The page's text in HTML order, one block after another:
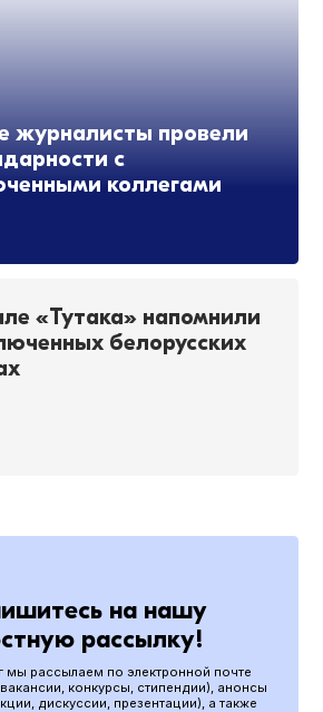
журналисты провели
с
коллегами
«Тутака» напомнили
белорусских
на нашу
рассылку!
мы рассылаем по электронной почте
конкурсы, стипендии), анонсы
дискуссии, презентации), а также